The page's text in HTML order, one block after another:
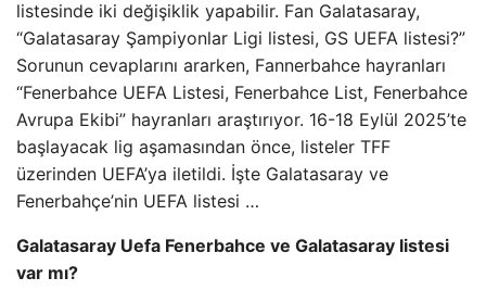
listesinde iki değişiklik yapabilir. Fan Galatasaray,
“Galatasaray Şampiyonlar Ligi listesi, GS UEFA listesi?”
Sorunun cevaplarını ararken, Fannerbahce hayranları
“Fenerbahce UEFA Listesi, Fenerbahce List, Fenerbahce
Avrupa Ekibi” hayranları araştırıyor. 16-18 Eylül 2025’te
başlayacak lig aşamasından önce, listeler TFF
üzerinden UEFA’ya iletildi. İşte Galatasaray ve
Fenerbahçe’nin UEFA listesi …
Galatasaray Uefa Fenerbahce ve Galatasaray listesi
var mı?